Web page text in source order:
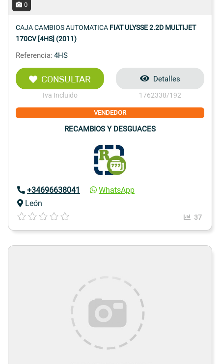
0
CAJA CAMBIOS AUTOMATICA FIAT ULYSSE 2.2D MULTIJET
170CV [4HS] (2011)
Referencia: 4HS
CONSULTAR
Iva Incluido
Detalles
1762338/192
VENDEDOR
RECAMBIOS Y DESGUACES
+34696638041
WhatsApp
León
37